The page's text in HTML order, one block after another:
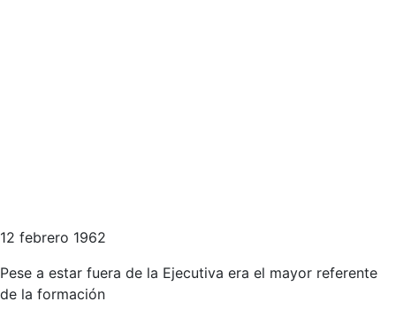
12 febrero 1962
Pese a estar fuera de la Ejecutiva era el mayor referente
de la formación